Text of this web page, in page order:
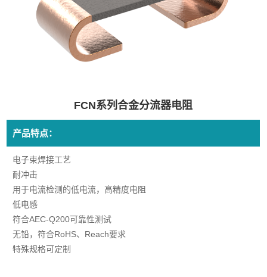
FCN系列合金分流器电阻
产品特点：
电子束焊接工艺
耐冲击
用于电流检测的低电流，高精度电阻
低电感
符合AEC-Q200可靠性测试
无铅，符合RoHS、Reach要求
特殊规格可定制